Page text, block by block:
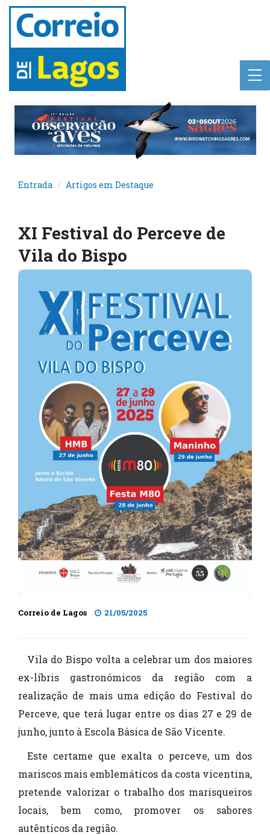
Entrada Artigos em Destaque
XI Festival do Perceve de
Vila do Bispo
Correio de Lagos 21/05/2025
Vila do Bispo volta a celebrar um dos maiores
ex-líbris gastronómicos da região com a
realização de mais uma edição do Festival do
Perceve, que terá lugar entre os dias 27 e 29 de
junho, junto à Escola Básica de São Vicente.
Este certame que exalta o perceve, um dos
mariscos mais emblemáticos da costa vicentina,
pretende valorizar o trabalho dos marisqueiros
locais, bem como, promover os sabores
autênticos da região.